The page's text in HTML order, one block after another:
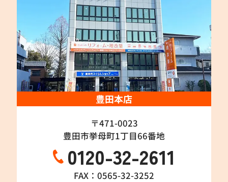
豊田本店
〒471-0023
豊田市挙母町1丁目66番地
0120-32-2611
FAX：0565-32-3252